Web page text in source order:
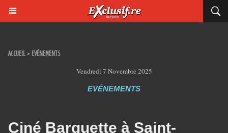
ACCUEIL > EVÉNEMENTS
Vendredi 7 Novembre 2025
EVÉNEMENTS
Ciné Barquette à Saint-